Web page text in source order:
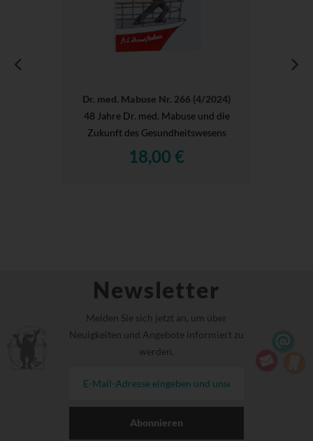
Dr. med. Mabuse Nr. 266 (4/2024)
48 Jahre Dr. med. Mabuse und die
Zukunft des Gesundheitswesens
18,00 €
Newsletter
Melden Sie sich jetzt an, um über
Neuigkeiten und Angebote informiert zu
werden.
Abonnieren